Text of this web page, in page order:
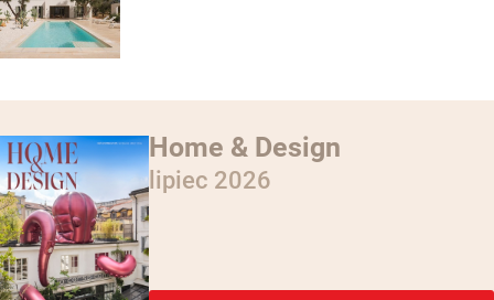
Home & Design
lipiec 2026